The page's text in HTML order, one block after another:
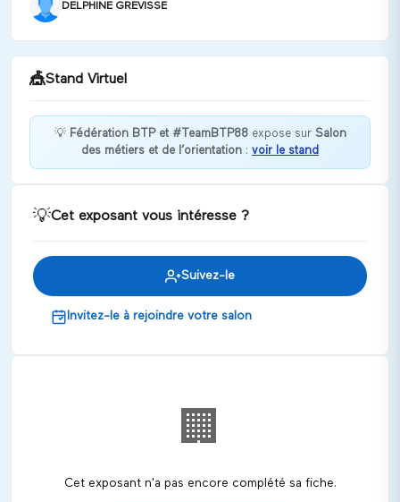
DELPHINE GREVISSE
🎪Stand Virtuel
💡 Fédération BTP et #TeamBTP88expose sur Salon
des métiers et de l’orientation : voir le stand
💡Cet exposant vous intéresse ?
Suivez-le
Invitez-le à rejoindre votre salon
🏢
Cet exposant n'a pas encore complété sa fiche.